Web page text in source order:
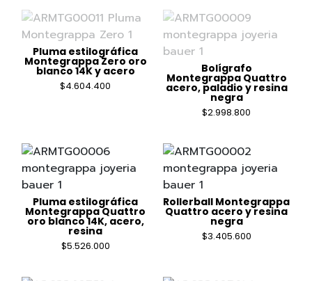
Pluma estilográfica
Montegrappa Zero oro
blanco 14K y acero
$4.604.400
Bolígrafo
Montegrappa Quattro
acero, paladio y resina
negra
$2.998.800
Pluma estilográfica
Montegrappa Quattro
oro blanco 14K, acero,
resina
$5.526.000
Rollerball Montegrappa
Quattro acero y resina
negra
$3.405.600